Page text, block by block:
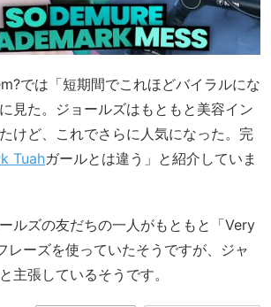
では「短期間でこれほどバイラルにな
見た。ジョールズはもともと美容イン
けど、これでさらに人気になった。完
Tuahガールとは違う」と紹介していま
ルズの友だちの一人がもともと「Very
レーズを使っていたそうですが、ジャ
主張しているそうです。